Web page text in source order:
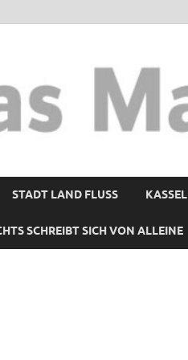
STADT LAND FLUSS KASSEL
SCHREIBT SICH VON ALLEINE